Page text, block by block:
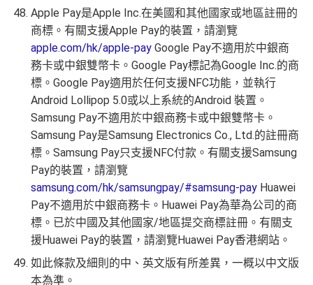
Apple Pay是Apple Inc.在美國和其他國家或地區註冊的
商標。有關支援Apple Pay的裝置，請瀏覽
apple.com/hk/apple-pay Google Pay不適用於中銀商
務卡或中銀雙幣卡。Google Pay標記為Google Inc.的商
標。Google Pay適用於任何支援NFC功能，並執行
Android Lollipop 5.0或以上系統的Android 裝置。
Samsung Pay不適用於中銀商務卡或中銀雙幣卡。
Samsung Pay是Samsung Electronics Co., Ltd.的註冊商
標。Samsung Pay只支援NFC付款。有關支援Samsung
Pay的裝置，請瀏覽
samsung.com/hk/samsungpay/#samsung-pay Huawei
Pay不適用於中銀商務卡。Huawei Pay為華為公司的商
標。已於中國及其他國家/地區提交商標註冊。有關支
援Huawei Pay的裝置，請瀏覽Huawei Pay香港網站。
如此條款及細則的中、英文版有所差異，一概以中文版
本為準。